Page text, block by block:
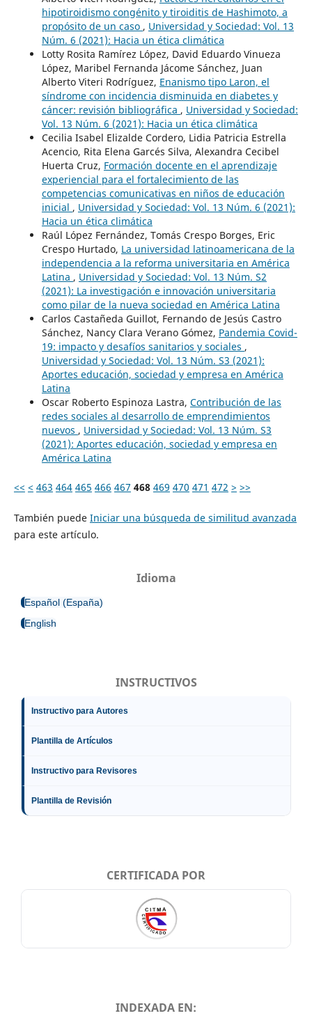
hipotiroidismo congénito y tiroiditis de Hashimoto, a
propósito de un caso , Universidad y Sociedad: Vol. 13
Núm. 6 (2021): Hacia un ética climática
Lotty Rosita Ramírez López, David Eduardo Vinueza
López, Maribel Fernanda Jácome Sánchez, Juan
Alberto Viteri Rodríguez, Enanismo tipo Laron, el
síndrome con incidencia disminuida en diabetes y
cáncer: revisión bibliográfica , Universidad y Sociedad:
Vol. 13 Núm. 6 (2021): Hacia un ética climática
Cecilia Isabel Elizalde Cordero, Lidia Patricia Estrella
Acencio, Rita Elena Garcés Silva, Alexandra Cecibel
Huerta Cruz, Formación docente en el aprendizaje
experiencial para el fortalecimiento de las
competencias comunicativas en niños de educación
inicial , Universidad y Sociedad: Vol. 13 Núm. 6 (2021):
Hacia un ética climática
Raúl López Fernández, Tomás Crespo Borges, Eric
Crespo Hurtado, La universidad latinoamericana de la
independencia a la reforma universitaria en América
Latina , Universidad y Sociedad: Vol. 13 Núm. S2
(2021): La investigación e innovación universitaria
como pilar de la nueva sociedad en América Latina
Carlos Castañeda Guillot, Fernando de Jesús Castro
Sánchez, Nancy Clara Verano Gómez, Pandemia Covid-
19: impacto y desafíos sanitarios y sociales ,
Universidad y Sociedad: Vol. 13 Núm. S3 (2021):
Aportes educación, sociedad y empresa en América
Latina
Oscar Roberto Espinoza Lastra, Contribución de las
redes sociales al desarrollo de emprendimientos
nuevos , Universidad y Sociedad: Vol. 13 Núm. S3
(2021): Aportes educación, sociedad y empresa en
América Latina
<< < 463 464 465 466 467 468 469 470 471 472 > >>
También puede Iniciar una búsqueda de similitud avanzada
para este artículo.
Idioma
Español (España)
English
INSTRUCTIVOS
Instructivo para Autores
Plantilla de Artículos
Instructivo para Revisores
Plantilla de Revisión
CERTIFICADA POR
INDEXADA EN: